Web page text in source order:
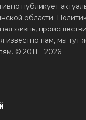
публикует
области.
жизнь,
известно нам, мы
© 2011—2026